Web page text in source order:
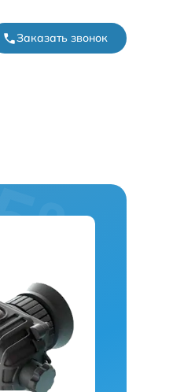
Заказать звонок